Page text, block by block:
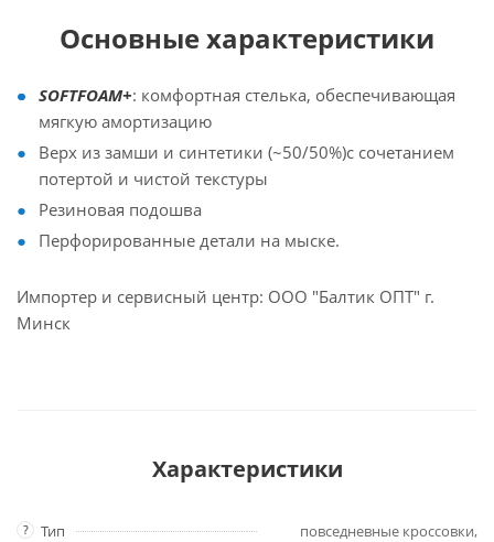
Основные характеристики
SOFTFOAM+: комфортная стелька, обеспечивающая
мягкую амортизацию
Верх из замши и синтетики (~50/50%)с сочетанием
потертой и чистой текстуры
Резиновая подошва
Перфорированные детали на мыске.
Импортер и сервисный центр: ООО "Балтик ОПТ" г.
Минск
Характеристики
? Тип
повседневные кроссовки,